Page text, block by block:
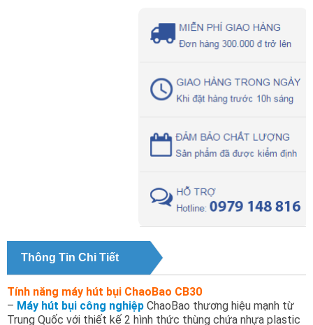
Thông Tin Chi Tiết
Tính năng máy hút bụi ChaoBao CB30
– Máy hút bụi công nghiệp ChaoBao thương hiệu mạnh từ
Trung Quốc với thiết kế 2 hình thức thùng chứa nhựa plastic